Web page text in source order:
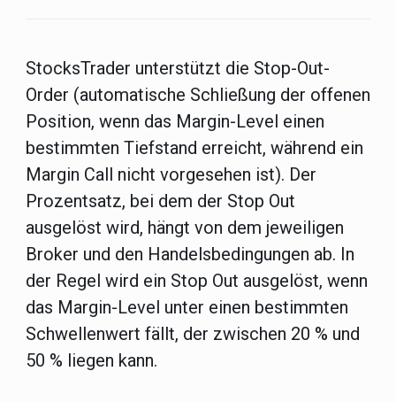
StocksTrader unterstützt die Stop-Out-
Order (automatische Schließung der offenen
Position, wenn das Margin-Level einen
bestimmten Tiefstand erreicht, während ein
Margin Call nicht vorgesehen ist). Der
Prozentsatz, bei dem der Stop Out
ausgelöst wird, hängt von dem jeweiligen
Broker und den Handelsbedingungen ab. In
der Regel wird ein Stop Out ausgelöst, wenn
das Margin-Level unter einen bestimmten
Schwellenwert fällt, der zwischen 20 % und
50 % liegen kann.